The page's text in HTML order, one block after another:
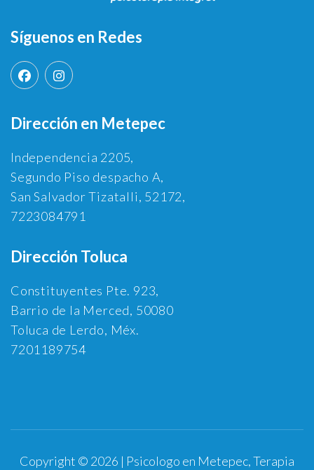
Síguenos en Redes
Dirección en Metepec
Independencia 2205,
Segundo Piso despacho A,
San Salvador Tizatalli, 52172,
7223084791
Dirección Toluca
Constituyentes Pte. 923,
Barrio de la Merced, 50080
Toluca de Lerdo, Méx.
7201189754
Copyright © 2026 | Psicologo en Metepec, Terapia